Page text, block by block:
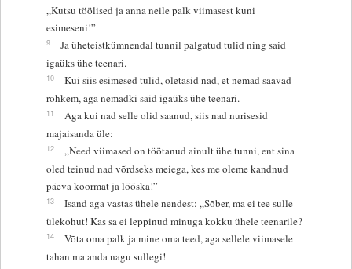
„Kutsu töölised ja anna neile palk viimasest kuni
esimeseni!”
9
Ja üheteistkümnendal tunnil palgatud tulid ning said
igaüks ühe teenari.
10
Kui siis esimesed tulid, oletasid nad, et nemad saavad
rohkem, aga nemadki said igaüks ühe teenari.
11
Aga kui nad selle olid saanud, siis nad nurisesid
majaisanda üle:
12
„Need viimased on töötanud ainult ühe tunni, ent sina
oled teinud nad võrdseks meiega, kes me oleme kandnud
päeva koormat ja lõõska!”
13
Isand aga vastas ühele nendest: „Sõber, ma ei tee sulle
ülekohut! Kas sa ei leppinud minuga kokku ühele teenarile?
14
Võta oma palk ja mine oma teed, aga sellele viimasele
tahan ma anda nagu sullegi!